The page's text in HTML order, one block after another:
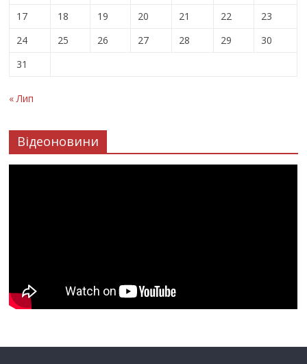
17
18 19 20 21 22
23
24
25 26 27 28 29
30
31
« Лип
Відеоновини